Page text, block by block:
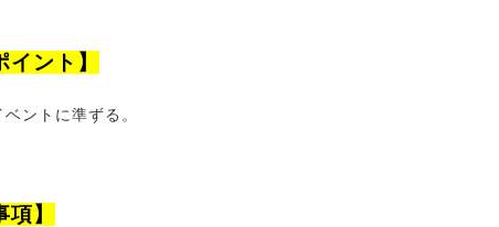
イント】
ントに準ずる。
項】